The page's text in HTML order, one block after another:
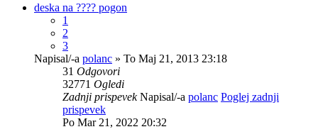
deska na ???? pogon
1
2
3
Napisal/-a polanc » To Maj 21, 2013 23:18
31 Odgovori
32771 Ogledi
Zadnji prispevekNapisal/-a polanc Poglej zadnji
prispevek
Po Mar 21, 2022 20:32